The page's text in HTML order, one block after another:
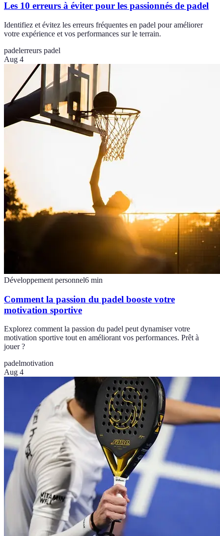
Les 10 erreurs à éviter pour les passionnés de padel
Identifiez et évitez les erreurs fréquentes en padel pour améliorer
votre expérience et vos performances sur le terrain.
padelerreurs padel
Aug 4
Développement personnel6 min
Comment la passion du padel booste votre
motivation sportive
Explorez comment la passion du padel peut dynamiser votre
motivation sportive tout en améliorant vos performances. Prêt à
jouer ?
padelmotivation
Aug 4